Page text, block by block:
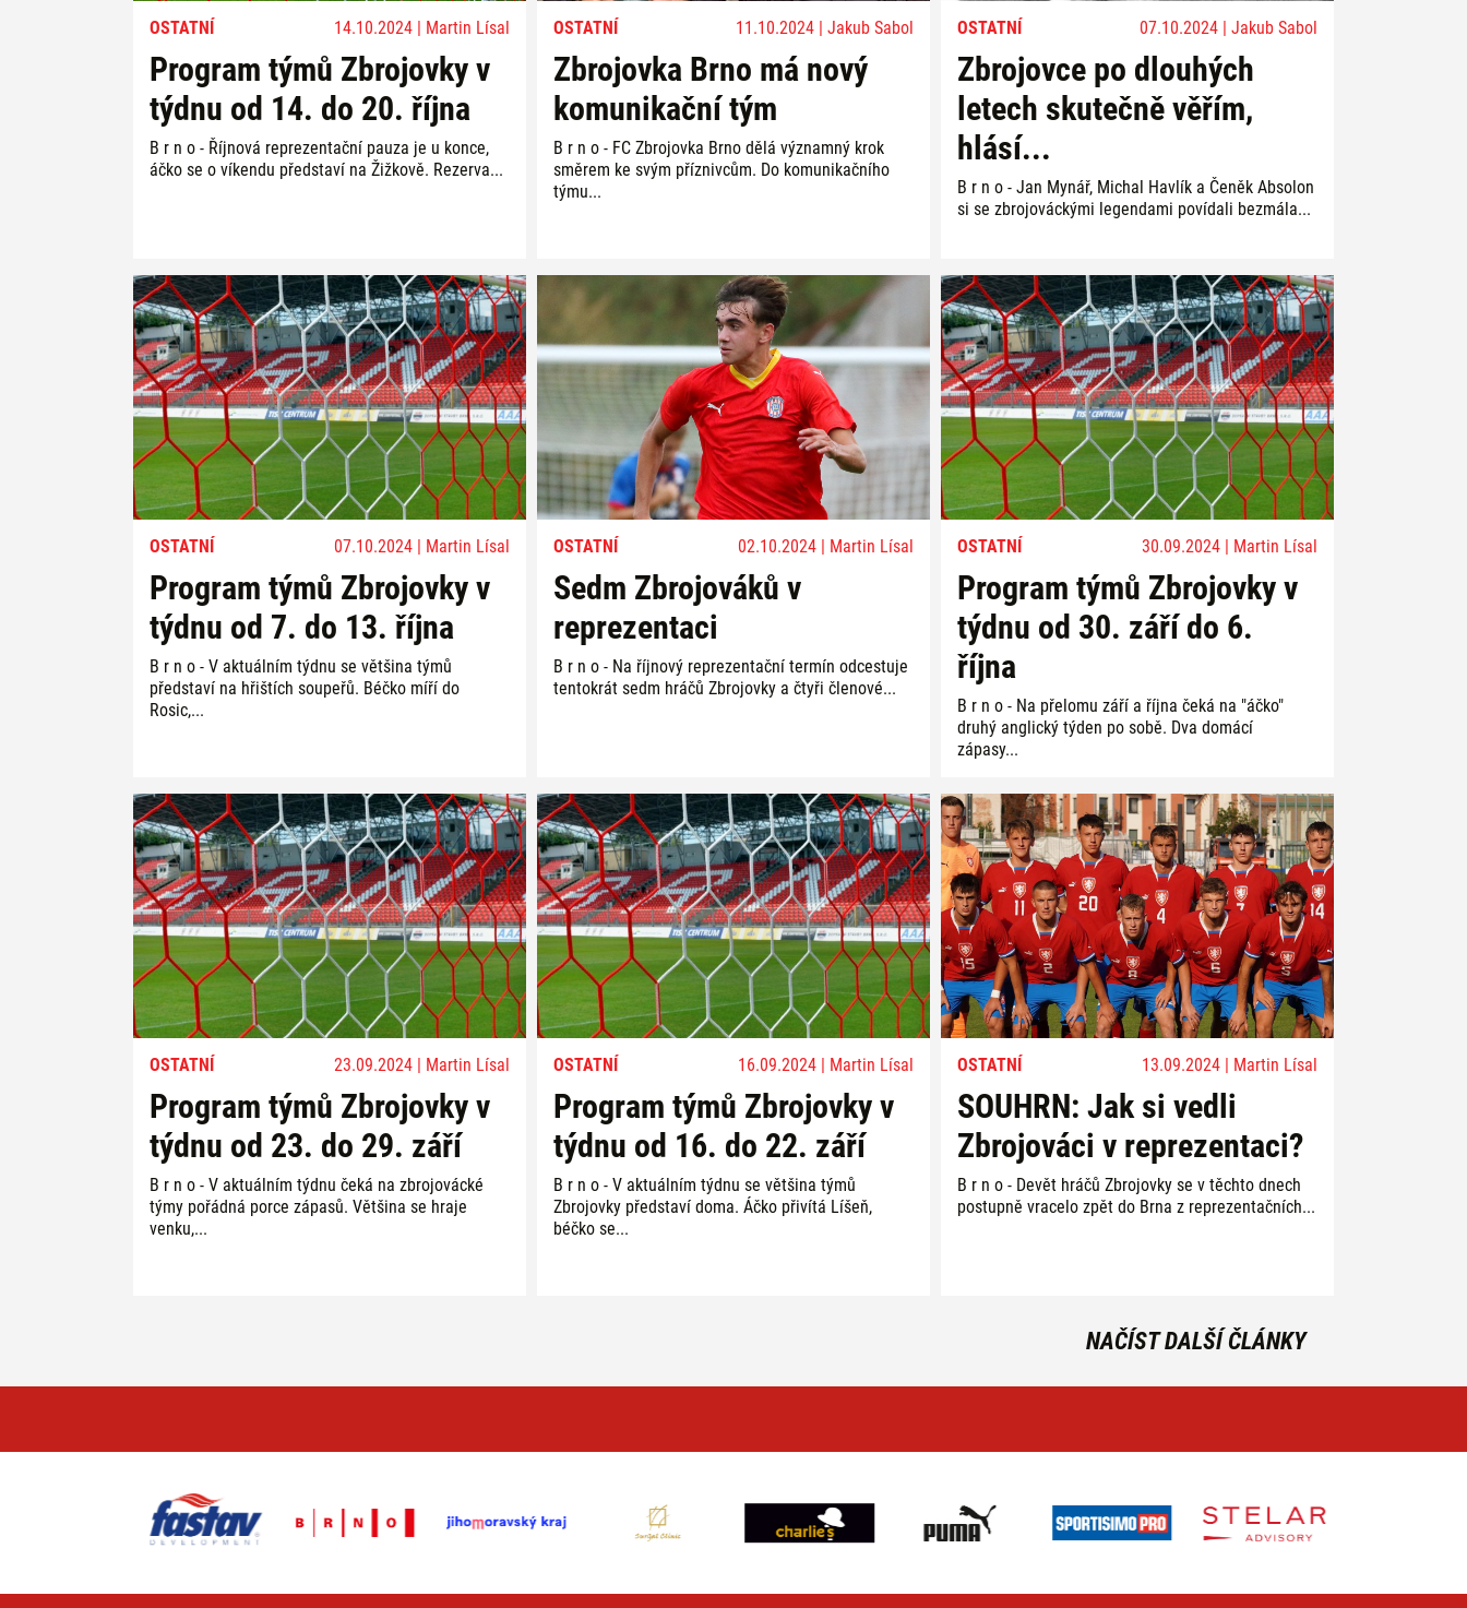
OSTATNÍ 14.10.2024 | Martin Lísal
Program týmů Zbrojovky v
týdnu od 14. do 20. října
B r n o - Říjnová reprezentační pauza je u konce,
áčko se o víkendu představí na Žižkově. Rezerva...
OSTATNÍ 11.10.2024 | Jakub Sabol
Zbrojovka Brno má nový
komunikační tým
B r n o - FC Zbrojovka Brno dělá významný krok
směrem ke svým příznivcům. Do komunikačního
týmu...
OSTATNÍ 07.10.2024 | Jakub Sabol
Zbrojovce po dlouhých
letech skutečně věřím,
hlásí...
B r n o - Jan Mynář, Michal Havlík a Čeněk Absolon
si se zbrojováckými legendami povídali bezmála...
OSTATNÍ 07.10.2024 | Martin Lísal
Program týmů Zbrojovky v
týdnu od 7. do 13. října
B r n o - V aktuálním týdnu se většina týmů
představí na hřištích soupeřů. Béčko míří do
Rosic,...
OSTATNÍ 02.10.2024 | Martin Lísal
Sedm Zbrojováků v
reprezentaci
B r n o - Na říjnový reprezentační termín odcestuje
tentokrát sedm hráčů Zbrojovky a čtyři členové...
OSTATNÍ 30.09.2024 | Martin Lísal
Program týmů Zbrojovky v
týdnu od 30. září do 6.
října
B r n o - Na přelomu září a října čeká na "áčko"
druhý anglický týden po sobě. Dva domácí
zápasy...
OSTATNÍ 23.09.2024 | Martin Lísal
Program týmů Zbrojovky v
týdnu od 23. do 29. září
B r n o - V aktuálním týdnu čeká na zbrojovácké
týmy pořádná porce zápasů. Většina se hraje
venku,...
OSTATNÍ 16.09.2024 | Martin Lísal
Program týmů Zbrojovky v
týdnu od 16. do 22. září
B r n o - V aktuálním týdnu se většina týmů
Zbrojovky představí doma. Áčko přivítá Líšeň,
béčko se...
OSTATNÍ 13.09.2024 | Martin Lísal
SOUHRN: Jak si vedli
Zbrojováci v reprezentaci?
B r n o - Devět hráčů Zbrojovky se v těchto dnech
postupně vracelo zpět do Brna z reprezentačních...
NAČÍST DALŠÍ ČLÁNKY